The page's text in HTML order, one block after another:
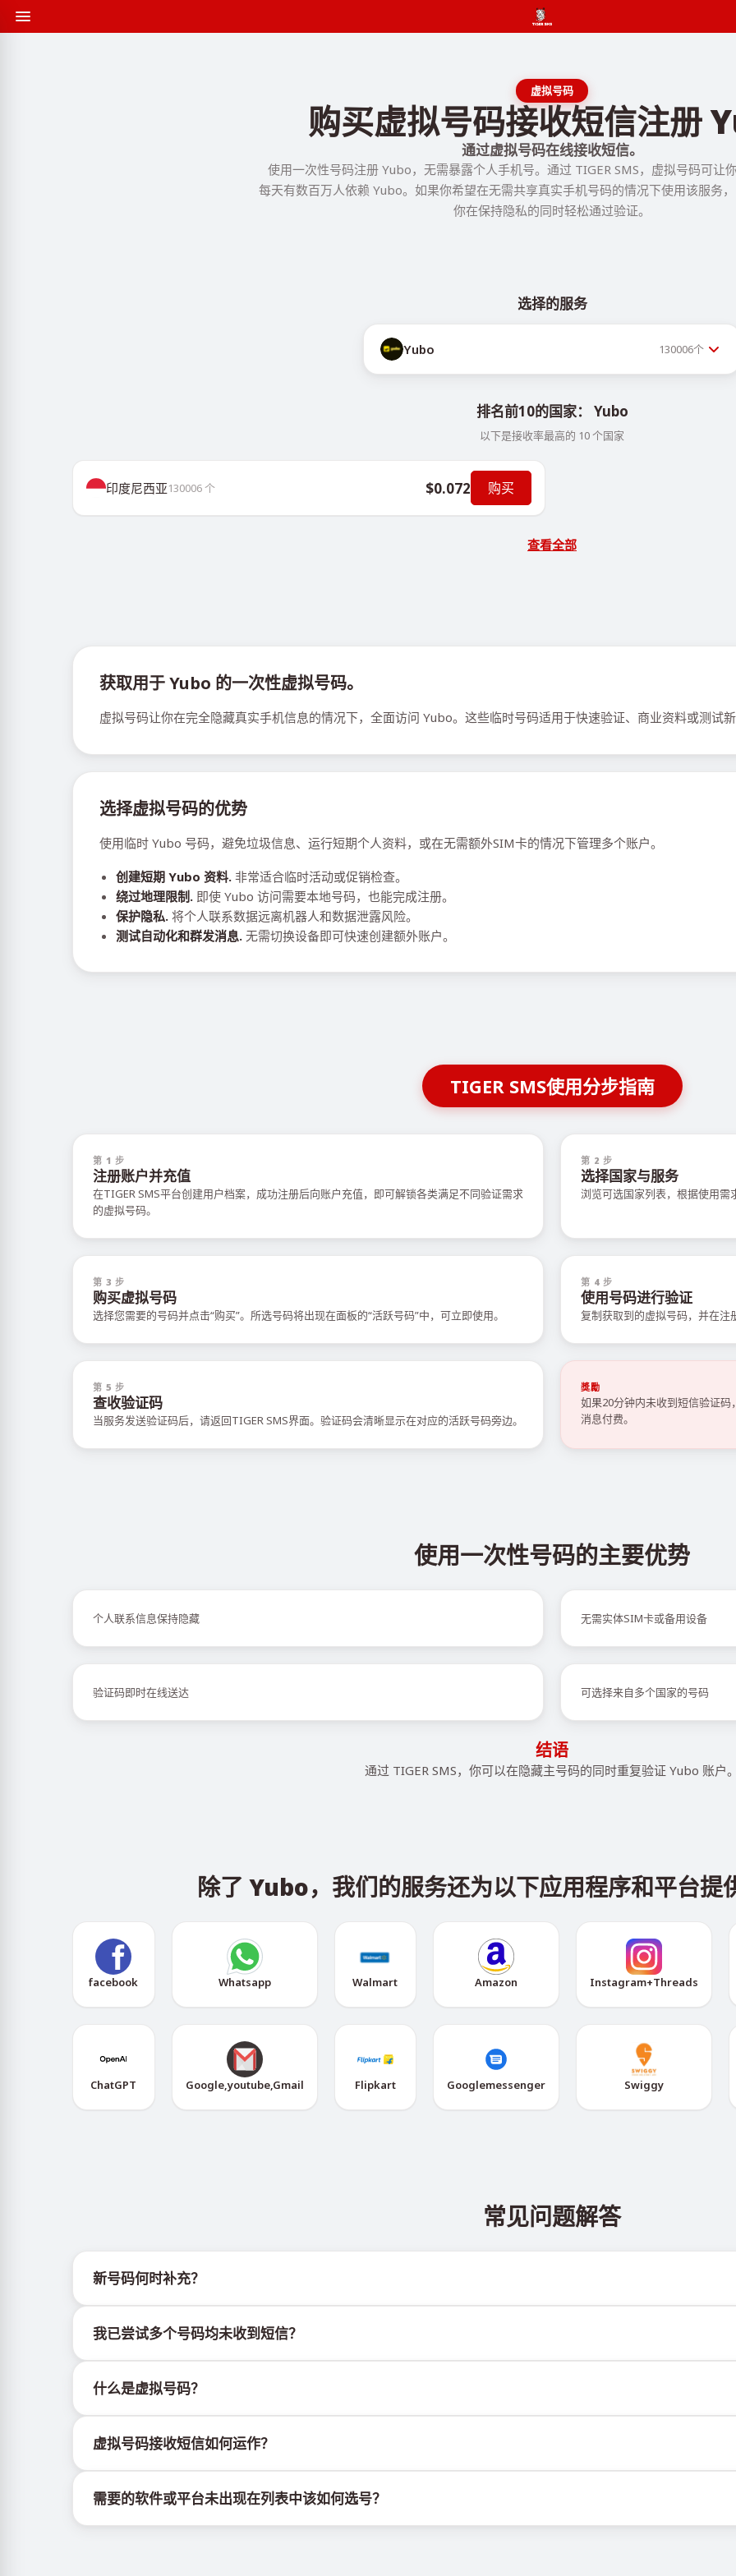
虚拟号码
购买虚拟号码接收短信注册
通过虚拟号码在线接收短信。
使用一次性号码注册 Yubo，无需暴露个人手机号。通过 TIGER SMS，虚拟号码可让
每天有数百万人依赖 Yubo。如果你希望在无需共享真实手机号码的情况下使用该服务
你在保持隐私的同时轻松通过验证。
选择的服务
Yubo 130006个
排名前10的国家： Yubo
以下是接收率最高的 10 个国家
印度尼西亚130006个 $0.072 购买
查看全部
获取用于 Yubo 的一次性虚拟号码。
虚拟号码让你在完全隐藏真实手机信息的情况下，全面访问 Yubo。这些临时号码适用于快速验证、商业资料或测试
选择虚拟号码的优势
使用临时 Yubo 号码，避免垃圾信息、运行短期个人资料，或在无需额外SIM卡的情况下管理多个账户。
创建短期 Yubo 资料. 非常适合临时活动或促销检查。
绕过地理限制. 即使 Yubo 访问需要本地号码，也能完成注册。
保护隐私. 将个人联系数据远离机器人和数据泄露风险。
测试自动化和群发消息. 无需切换设备即可快速创建额外账户。
TIGER SMS使用分步指南
第 1 步
注册账户并充值
在TIGER SMS平台创建用户档案，成功注册后向账户充值，即可解锁各类满足不同验证需求
的虚拟号码。
第 2 步
选择国家与服务
浏览可选国家列表，根据使用需
第 3 步
购买虚拟号码
选择您需要的号码并点击“购买”。所选号码将出现在面板的“活跃号码”中，可立即使用。
第 4 步
使用号码进行验证
复制获取到的虚拟号码，并在
第 5 步
查收验证码
当服务发送验证码后，请返回TIGER SMS界面。验证码会清晰显示在对应的活跃号码旁边。
獎勵
如果20分钟内未收到短信验证
消息付费。
使用一次性号码的主要优势
个人联系信息保持隐藏 无需实体SIM卡或备用设备
验证码即时在线送达 可选择来自多个国家的号码
结语
通过 TIGER SMS，你可以在隐藏主号码的同时重复验证 Yubo 账户
除了 Yubo，我们的服务还为以下应用程序和平台提
facebook Whatsapp Walmart Amazon Instagram+Threads
ChatGPT Google,youtube,Gmail Flipkart Googlemessenger Swiggy
常见问题解答
新号码何时补充？
我已尝试多个号码均未收到短信？
持续更换新号码尝试
尝试不同国家的号码
使用VPN更换IP地址
什么是虚拟号码？
虚拟号码接收短信如何运作？
需要的软件或平台未出现在列表中该如何选号？